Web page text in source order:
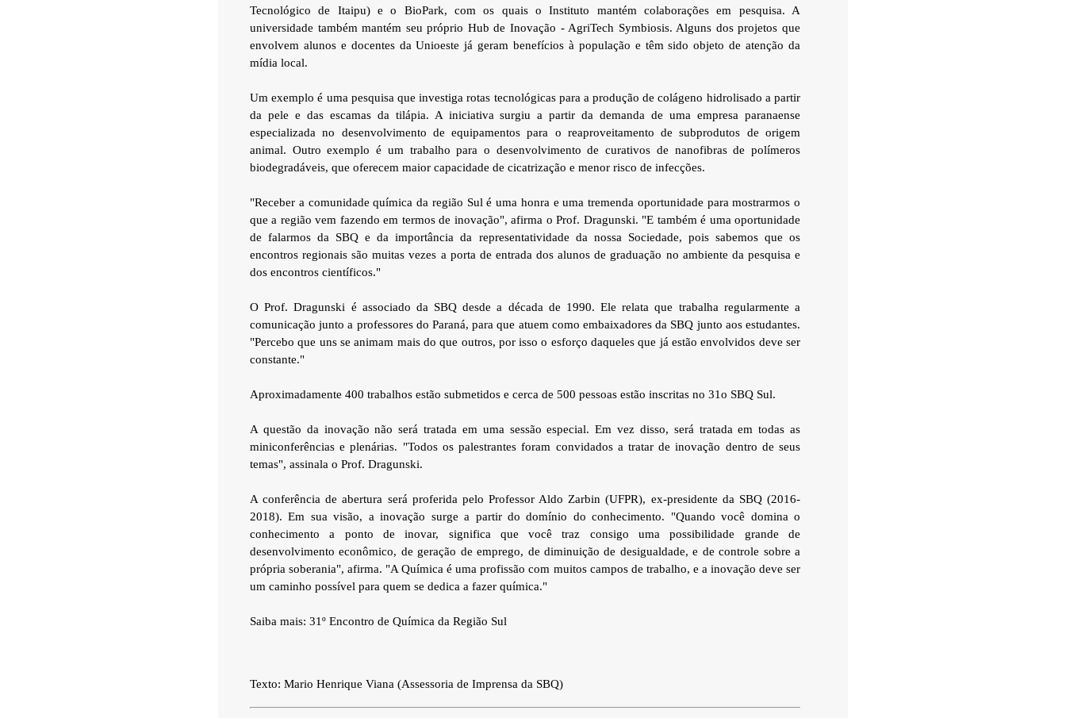
Tecnológico de Itaipu) e o BioPark, com os quais o Instituto mantém colaborações em pesquisa. A
universidade também mantém seu próprio Hub de Inovação - AgriTech Symbiosis. Alguns dos projetos que
envolvem alunos e docentes da Unioeste já geram benefícios à população e têm sido objeto de atenção da
mídia local.
Um exemplo é uma pesquisa que investiga rotas tecnológicas para a produção de colágeno hidrolisado a partir
da pele e das escamas da tilápia. A iniciativa surgiu a partir da demanda de uma empresa paranaense
especializada no desenvolvimento de equipamentos para o reaproveitamento de subprodutos de origem
animal. Outro exemplo é um trabalho para o desenvolvimento de curativos de nanofibras de polímeros
biodegradáveis, que oferecem maior capacidade de cicatrização e menor risco de infecções.
"Receber a comunidade química da região Sul é uma honra e uma tremenda oportunidade para mostrarmos o
que a região vem fazendo em termos de inovação", afirma o Prof. Dragunski. "E também é uma oportunidade
de falarmos da SBQ e da importância da representatividade da nossa Sociedade, pois sabemos que os
encontros regionais são muitas vezes a porta de entrada dos alunos de graduação no ambiente da pesquisa e
dos encontros científicos."
O Prof. Dragunski é associado da SBQ desde a década de 1990. Ele relata que trabalha regularmente a
comunicação junto a professores do Paraná, para que atuem como embaixadores da SBQ junto aos estudantes.
"Percebo que uns se animam mais do que outros, por isso o esforço daqueles que já estão envolvidos deve ser
constante."
Aproximadamente 400 trabalhos estão submetidos e cerca de 500 pessoas estão inscritas no 31o SBQ Sul.
A questão da inovação não será tratada em uma sessão especial. Em vez disso, será tratada em todas as
miniconferências e plenárias. "Todos os palestrantes foram convidados a tratar de inovação dentro de seus
temas", assinala o Prof. Dragunski.
A conferência de abertura será proferida pelo Professor Aldo Zarbin (UFPR), ex-presidente da SBQ (2016-
2018). Em sua visão, a inovação surge a partir do domínio do conhecimento. "Quando você domina o
conhecimento a ponto de inovar, significa que você traz consigo uma possibilidade grande de
desenvolvimento econômico, de geração de emprego, de diminuição de desigualdade, e de controle sobre a
própria soberania", afirma. "A Química é uma profissão com muitos campos de trabalho, e a inovação deve ser
um caminho possível para quem se dedica a fazer química."
Saiba mais: 31º Encontro de Química da Região Sul
Texto: Mario Henrique Viana (Assessoria de Imprensa da SBQ)